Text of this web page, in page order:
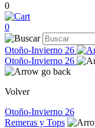
0
0
Otoño-Invierno 26
Otoño-Invierno 26
Volver
Otoño-Invierno 26
Remeras y Tops